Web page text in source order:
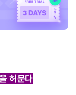
허문다